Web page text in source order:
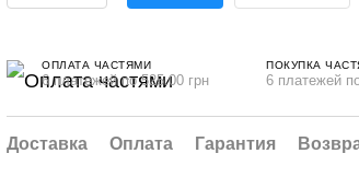
ОПЛАТА ЧАСТЯМИ
6 платежей по 525.00 грн
ПОКУПКА
6 платежей
Доставка Оплата Гарантия